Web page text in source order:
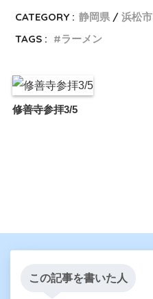
CATEGORY : 静岡県
浜松市
TAGS :
ラーメン
修善寺参拝3/5
この記事を書いた人